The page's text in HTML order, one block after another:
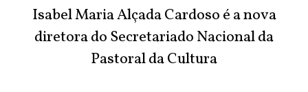
Isabel Maria Alçada Cardoso é a nova
diretora do Secretariado Nacional da
Pastoral da Cultura